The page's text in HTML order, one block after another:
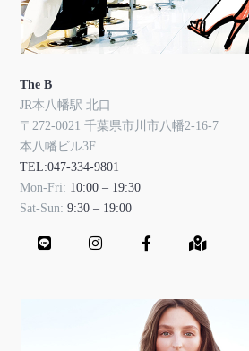
The B
JR本八幡駅 北口
〒272-0021 千葉県市川市八幡2-16-7
本八幡ビル3F
TEL:047-334-9801
Mon-Fri: 10:00 – 19:30
Sat-Sun:9:30 – 19:00